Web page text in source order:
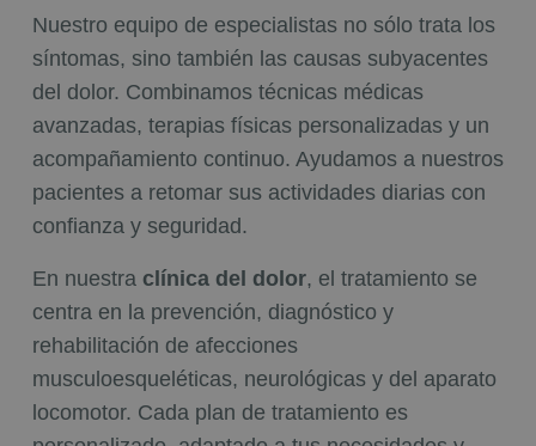
Nuestro equipo de especialistas no sólo trata los
síntomas, sino también las causas subyacentes
del dolor. Combinamos técnicas médicas
avanzadas, terapias físicas personalizadas y un
acompañamiento continuo. Ayudamos a nuestros
pacientes a retomar sus actividades diarias con
confianza y seguridad.
En nuestra clínica del dolor, el tratamiento se
centra en la prevención, diagnóstico y
rehabilitación de afecciones
musculoesqueléticas, neurológicas y del aparato
locomotor. Cada plan de tratamiento es